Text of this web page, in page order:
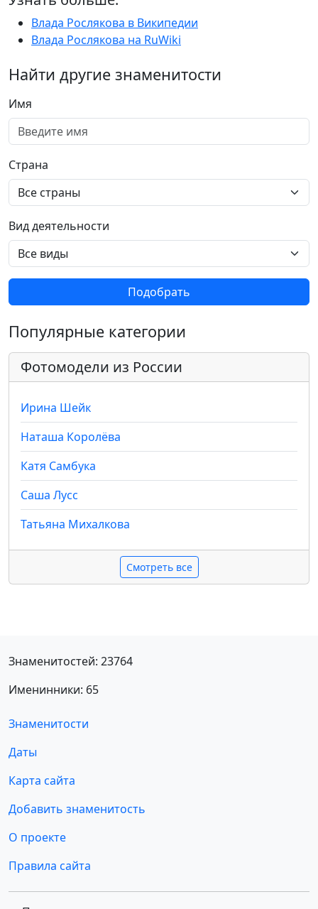
Влада Рослякова в Википедии
Влада Рослякова на RuWiki
Найти другие знаменитости
Имя
Страна
Вид деятельности
Подобрать
Популярные категории
Фотомодели из России
Ирина Шейк
Наташа Королёва
Катя Самбука
Саша Лусс
Татьяна Михалкова
Смотреть все
Знаменитостей: 23764
Именинники: 65
Знаменитости
Даты
Карта сайта
Добавить знаменитость
О проекте
Правила сайта